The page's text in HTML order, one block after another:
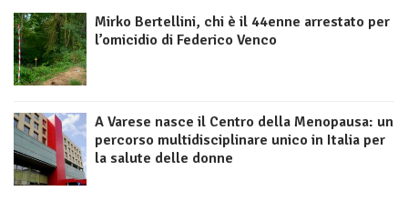
Mirko Bertellini, chi è il 44enne arrestato per
l’omicidio di Federico Venco
A Varese nasce il Centro della Menopausa: un
percorso multidisciplinare unico in Italia per
la salute delle donne